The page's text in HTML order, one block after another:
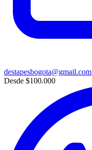
destapesbogota@gmail.com
Desde $100.000